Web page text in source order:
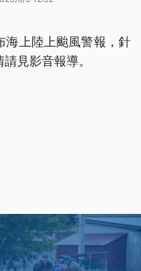
海上陸上颱風警報，針
見影音報導。